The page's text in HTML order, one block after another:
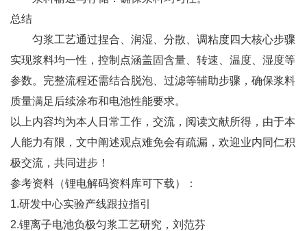
总结
匀浆工艺通过捏合、润湿、分散、调粘度四大核心步骤
实现浆料均一性，控制点涵盖固含量、转速、温度、湿度等
参数。完整流程还需结合脱泡、过滤等辅助步骤，确保浆料
质量满足后续涂布和电池性能要求。
以上内容均为本人日常工作，交流，阅读文献所得，由于本
人能力有限，文中阐述观点难免会有疏漏，欢迎业内同仁积
极交流，共同进步！
参考资料（锂电解码资料库可下载）：
1.研发中心实验产线跟拉指引
2.锂离子电池负极匀浆工艺研究，刘范芬